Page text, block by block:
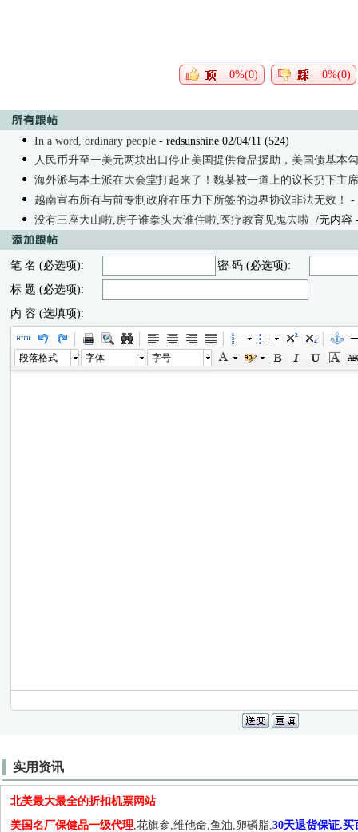
0%(0) 0%(0)
In a word, ordinary people - redsunshine 02/04/11 (524)
人民币升至一美元两块出口停止美国提供食品援助，美国债基本
海外派与本土派在大会堂打起来了！魏某被一道上的议长扔下主
越南宣布所有与前专制政府在压力下所签的边界协议非法无效！
-
没有三座大山啦,房子谁拳头大谁住啦,医疗教育见鬼去啦 /无内容
笔 名 (必选项):
密 码 (必选项):
标 题 (必选项):
内 容 (选填项):
段落格式 字体 字号
实用资讯
北美最大最全的折扣机票网站
美国名厂保健品一级代理,花旗参,维他命,鱼油,卵磷脂,30天退货保证.买